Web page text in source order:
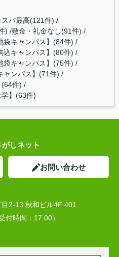
スパ最高(121件)
) 敷金・礼金なし(91件)
袋キャンパス】(84件)
込キャンパス】(80件)
袋キャンパス】(75件)
ャンパス】(71件)
件)
】(63件)
しネット
お問い合わせ
2-13 秋和ビル4F 401
付時間：17:00）